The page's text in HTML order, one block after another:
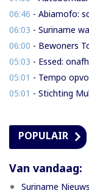
06:46 - Abiamofo: schoon
06:03 - Suriname was
06:00 - Bewoners Tourtonne slaan
05:03 - Essed:
05:01 - Tempo
05:01 - Stichting Mulokot
POPULAIR
Van vandaag:
Suriname